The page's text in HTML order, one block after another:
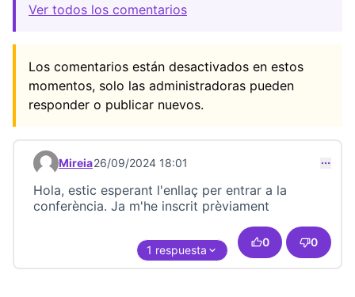
Ver todos los comentarios
Los comentarios están desactivados en estos
momentos, solo las administradoras pueden
responder o publicar nuevos.
Comentario 23405
Mireia26/09/2024 18:01
Hola, estic esperant l'enllaç per entrar a la
conferència. Ja m'he inscrit prèviament
0 0
1 respuesta